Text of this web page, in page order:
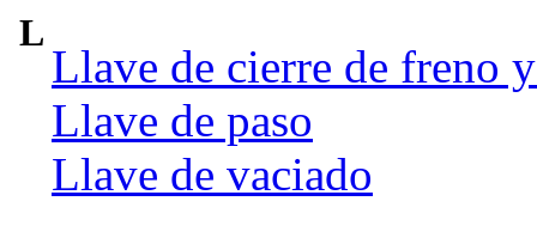
L
Llave de cierre de freno
Llave de paso
Llave de vaciado